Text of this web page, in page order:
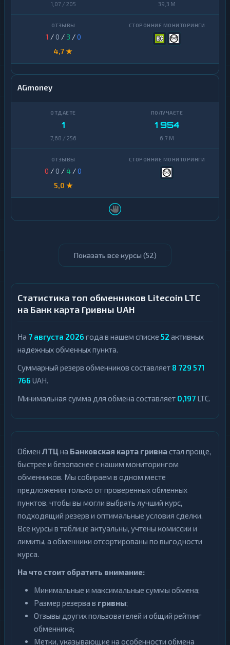
1,07 / 205 39,3 M
1 / 0 / 3 /0
4,7 ★
AGmoney
1
7,68 / 256
1 954
6,7 M
0 / 0 / 4 /0
5,0 ★
Показать все курсы (52)
Статистика топ обменников Litecoin LTC
на Банк карта Гривны UAH
На 7 августа 2026 года в нашем списке 52 активных
надежных обменных пункта.
Суммарный резерв обменников составляет 8 729 571
766 UAH.
Минимальная сумма для обмена составляет 0,197 LTC.
Обмен ЛТЦ на Банковская карта гривнастал проще,
быстрее и безопаснее с нашим мониторингом
обменников. Мы собираем в одном месте
предложения только от проверенных обменных
пунктов, чтобы вы могли выбрать лучший курс,
подходящий резерв и оптимальные условия сделки.
Все курсы в таблице актуальны, учтены комиссии и
лимиты, а обменники отсортированы по выгодности
курса.
На что стоит обратить внимание:
Минимальные и максимальные суммы обмена;
Размер резерва в гривны;
Отзывы других пользователей и общий рейтинг
обменника;
Метки, указывающие на особенности обмена